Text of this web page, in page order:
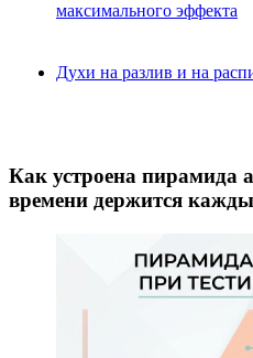
максимального эффекта
Духи на разлив и на
Как устроена пирамида
времени держится